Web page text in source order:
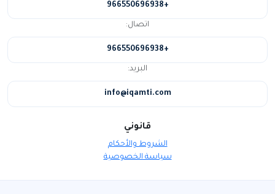
+966550696938
اتصال:
+966550696938
البريد:
info@iqamti.com
قانوني
الشروط والأحكام
سياسة الخصوصية